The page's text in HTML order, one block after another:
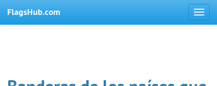
FlagsHub.com